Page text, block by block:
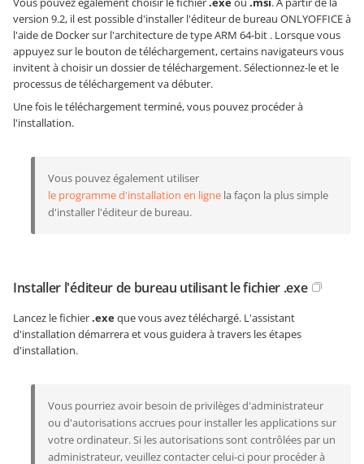
version 9.2, il est possible d'installer l'éditeur de bureau ONLYOFFICE à
l'aide de Docker sur l'architecture de type ARM 64-bit . Lorsque vous
appuyez sur le bouton de téléchargement, certains navigateurs vous
invitent à choisir un dossier de téléchargement. Sélectionnez-le et le
processus de téléchargement va débuter.
Une fois le téléchargement terminé, vous pouvez procéder à
l'installation.
Vous pouvez également utiliser
le programme d'installation en ligne la façon la plus simple
d'installer l'éditeur de bureau.
Installer l'éditeur de bureau utilisant le fichier .exe
Lancez le fichier.exeque vous avez téléchargé. L'assistant
d'installation démarrera et vous guidera à travers les étapes
d'installation.
Vous pourriez avoir besoin de privilèges d'administrateur
ou d'autorisations accrues pour installer les applications sur
votre ordinateur. Si les autorisations sont contrôlées par un
administrateur, veuillez contacter celui-ci pour procéder à